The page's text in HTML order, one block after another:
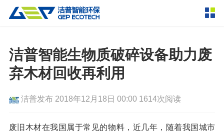
双轴撕碎机 单轴撕碎机
垃圾破袋机 移动式撕碎站
粉碎设备
解决方案
服务支持
洁普智能生物质破碎设备助力废
弃木材回收再利用
洁普发布 2018年12月18日 00:00 1614次阅读
废旧木材在我国属于常见的物料，近几年，随着我国城市